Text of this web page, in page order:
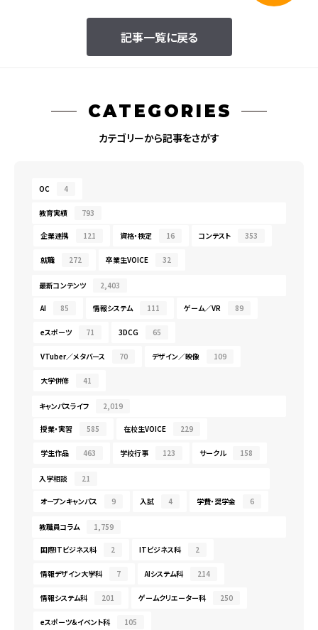
記事一覧に戻る
CATEGORIES
カテゴリーから記事をさがす
OC 4
教育実績 793
企業連携 121 資格・検定 16 コンテスト 353
就職 272 卒業生VOICE 32
最新コンテンツ 2,403
AI 85 情報システム 111 ゲーム／VR 89
eスポーツ 71 3DCG 65
VTuber／メタバース 70 デザイン／映像 109
大学併修 41
キャンパスライフ 2,019
授業・実習 585 在校生VOICE 229
学生作品 463 学校行事 123 サークル 158
入学相談 21
オープンキャンパス 9 入試 4 学費・奨学金 6
教職員コラム 1,759
国際ITビジネス科 2 ITビジネス科 2
情報デザイン大学科 7 AIシステム科 214
情報システム科 201 ゲームクリエーター科 250
eスポーツ＆イベント科 105